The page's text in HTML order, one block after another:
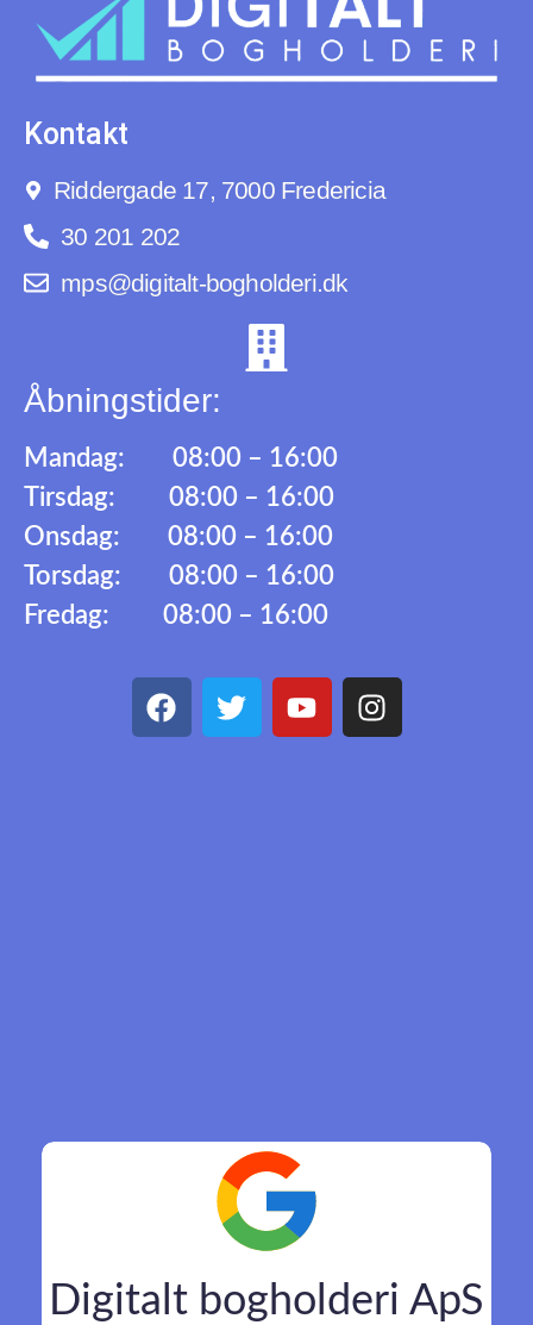
Kontakt
Riddergade 17, 7000 Fredericia
30 201 202
mps@digitalt-bogholderi.dk
Åbningstider:
Mandag: 08:00 – 16:00
Tirsdag: 08:00 – 16:00
Onsdag: 08:00 – 16:00
Torsdag: 08:00 – 16:00
Fredag: 08:00 – 16:00
Digitalt bogholderi ApS